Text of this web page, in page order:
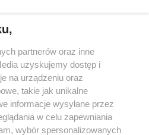
nie może być powielany i
w jakikolwiek sposób (w
na jakimkolwiek polu
włącznie z umieszczaniem w
praw. Jakiekolwiek użycie lub
lub w części z naruszeniem prawa,
pod groźbą kary i może być
partnerów oraz inne
uzyskujemy dostęp i
na urządzeniu oraz
takie jak unikalne
informacje wysyłane przez
w celu zapewniania
wybór spersonalizowanych